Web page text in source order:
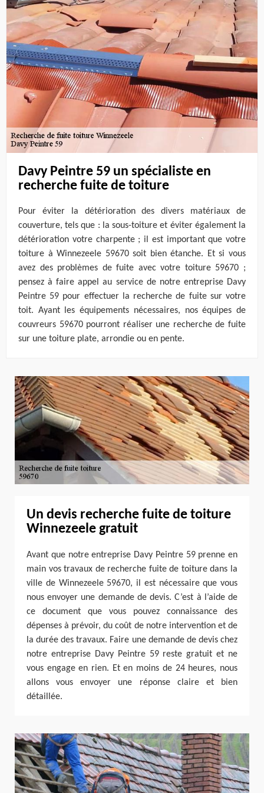
Davy Peintre 59 un spécialiste en
recherche fuite de toiture
Pour éviter la détérioration des divers matériaux de
couverture, tels que : la sous-toiture et éviter également la
détérioration votre charpente ; il est important que votre
toiture à Winnezeele 59670 soit bien étanche. Et si vous
avez des problèmes de fuite avec votre toiture 59670 ;
pensez à faire appel au service de notre entreprise Davy
Peintre 59 pour effectuer la recherche de fuite sur votre
toit. Ayant les équipements nécessaires, nos équipes de
couvreurs 59670 pourront réaliser une recherche de fuite
sur une toiture plate, arrondie ou en pente.
Un devis recherche fuite de toiture
Winnezeele gratuit
Avant que notre entreprise Davy Peintre 59 prenne en
main vos travaux de recherche fuite de toiture dans la
ville de Winnezeele 59670, il est nécessaire que vous
nous envoyer une demande de devis. C’est à l’aide de
ce document que vous pouvez connaissance des
dépenses à prévoir, du coût de notre intervention et de
la durée des travaux. Faire une demande de devis chez
notre entreprise Davy Peintre 59 reste gratuit et ne
vous engage en rien. Et en moins de 24 heures, nous
allons vous envoyer une réponse claire et bien
détaillée.